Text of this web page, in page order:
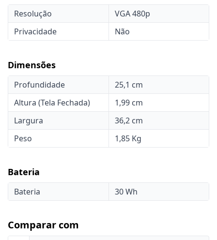
Resolução
VGA 480p
Privacidade
Não
Dimensões
Profundidade
25,1 cm
Altura (Tela Fechada)
1,99 cm
Largura
36,2 cm
Peso
1,85 Kg
Bateria
Bateria 30 Wh
Comparar com